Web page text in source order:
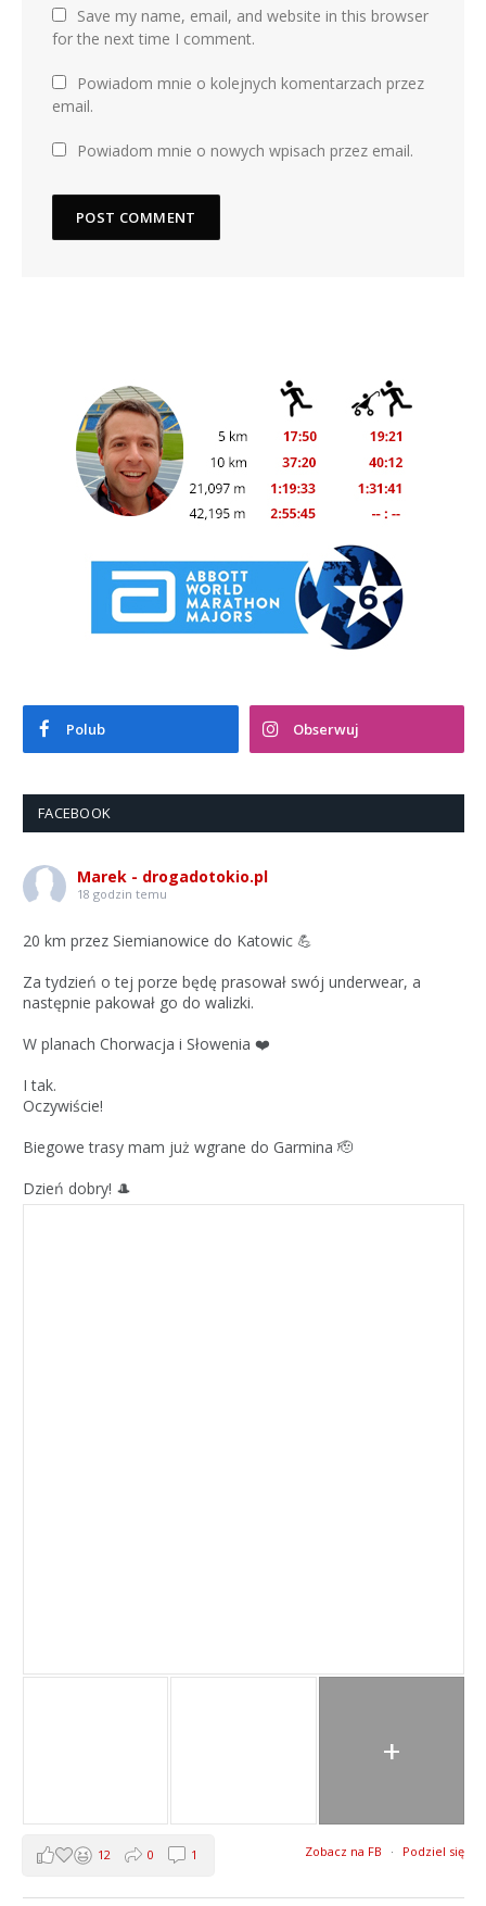
Save my name, email, and website in this browser
for the next time I comment.
Powiadom mnie o kolejnych komentarzach przez
email.
Powiadom mnie o nowych wpisach przez email.
Polub Obserwuj
FACEBOOK
Marek - drogadotokio.pl
18 godzin temu
20 km przez Siemianowice do Katowic 💪
Za tydzień o tej porze będę prasował swój underwear, a
następnie pakował go do walizki.
W planach Chorwacja i Słowenia ❤️
I tak.
Oczywiście!
Biegowe trasy mam już wgrane do Garmina 🫡
Dzień dobry! 🎩
+
Zobacz na FB · Podziel się
12 0 1